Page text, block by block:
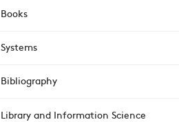
Books
Systems
Bibliography
Library and Information Science